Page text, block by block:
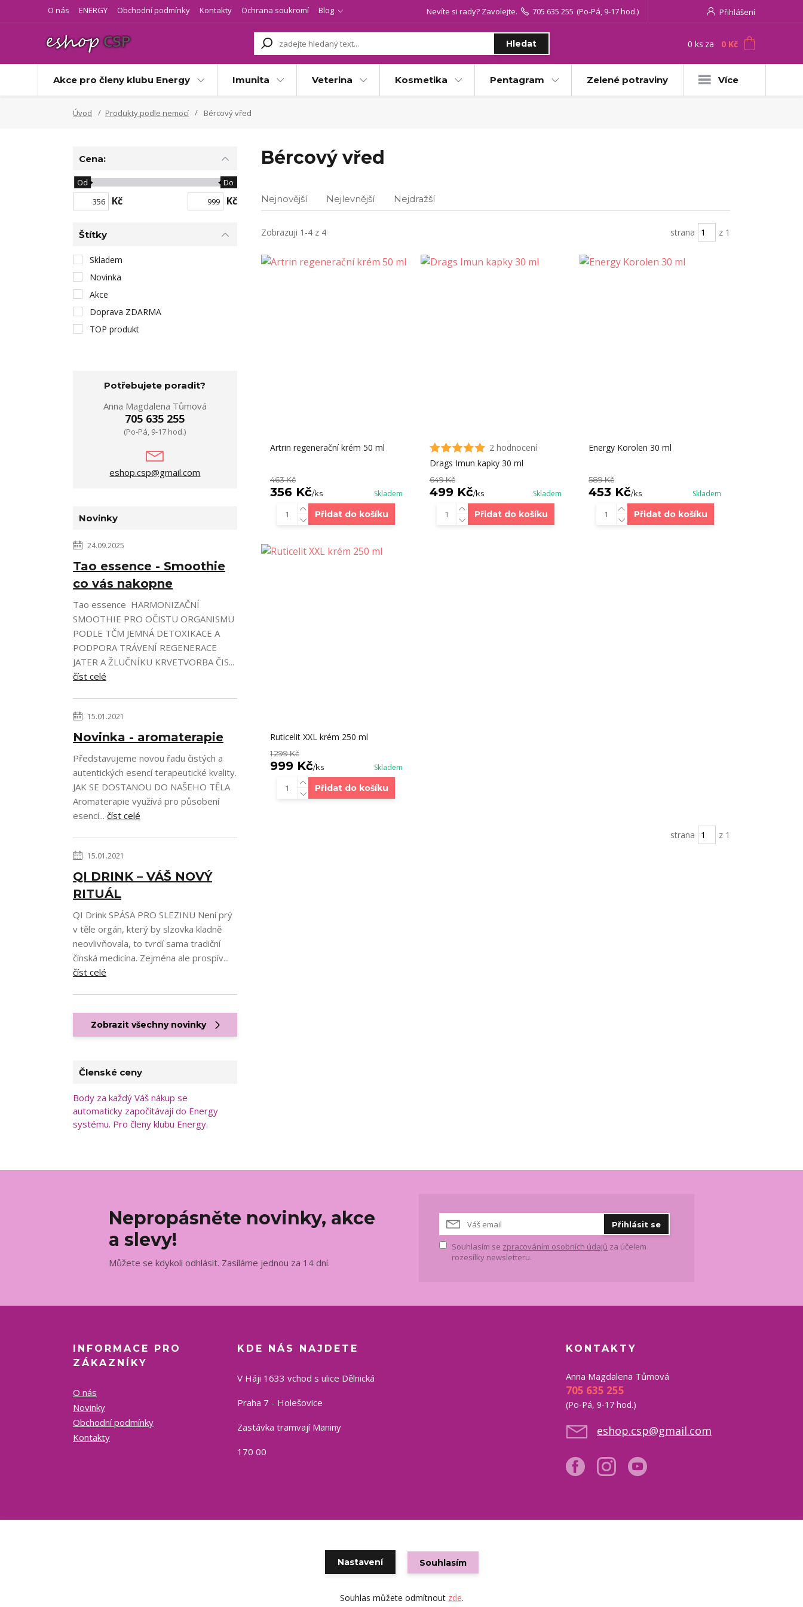
O nás ENERGY Obchodní podmínky Kontakty Ochrana soukromí Blog Přihlášení
Hledat
Nevíte si rady? Zavolejte. 705 635 255 (Po-Pá, 9-17 hod.)
0 ks za 0 Kč
Akce pro členy klubu Energy Imunita Veterina Kosmetika Pentagram Zelené potraviny Více
Úvod Produkty podle nemocí Bércový vřed
Bércový vřed
Nejnovější Nejlevnější Nejdražší
Zobrazuji 1-4 z 4 strana z 1
Artrin regenerační krém 50 ml
463 Kč
356 Kč/ks Skladem
Přidat do košíku
2 hodnocení
Drags Imun kapky 30 ml
649 Kč
499 Kč/ks Skladem
Přidat do košíku
Energy Korolen 30 ml
589 Kč
453 Kč/ks Skladem
Přidat do košíku
Ruticelit XXL krém 250 ml
1 299 Kč
999 Kč/ks Skladem
Přidat do košíku
strana z 1
Cena:
Kč
Od Do
Kč
Štítky
Skladem
Novinka
Akce
Doprava ZDARMA
TOP produkt
Potřebujete poradit?
Anna Magdalena Tůmová
705 635 255
(Po-Pá, 9-17 hod.)
eshop.csp@gmail.com
Novinky
24.09.2025
Tao essence - Smoothie
co vás nakopne
Tao essence HARMONIZAČNÍ
SMOOTHIE PRO OČISTU ORGANISMU
PODLE TČM JEMNÁ DETOXIKACE A
PODPORA TRÁVENÍ REGENERACE
JATER A ŽLUČNÍKU KRVETVORBA ČIS...
číst celé
15.01.2021
Novinka - aromaterapie
Představujeme novou řadu čistých a
autentických esencí terapeutické kvality.
JAK SE DOSTANOU DO NAŠEHO TĚLA
Aromaterapie využívá pro působení
esencí... číst celé
15.01.2021
QI DRINK – VÁŠ NOVÝ
RITUÁL
QI Drink SPÁSA PRO SLEZINU Není prý
v těle orgán, který by slzovka kladně
neovlivňovala, to tvrdí sama tradiční
čínská medicína. Zejména ale prospív...
číst celé
Zobrazit všechny novinky
Členské ceny
Body za každý Váš nákup se
automaticky započítávají do Energy
systému. Pro členy klubu Energy.
Nepropásněte novinky, akce
a slevy!
Můžete se kdykoli odhlásit. Zasíláme jednou za 14 dní.
Přihlásit se
Souhlasím se zpracováním osobních údajů za účelem
rozesílky newsletteru.
INFORMACE PRO
ZÁKAZNÍKY
O nás
Novinky
Obchodní podmínky
Kontakty
KDE NÁS NAJDETE
V Háji 1633 vchod s ulice Dělnická
Praha 7 - Holešovice
Zastávka tramvají Maniny
170 00
KONTAKTY
Anna Magdalena Tůmová
705 635 255
(Po-Pá, 9-17 hod.)
eshop.csp@gmail.com
Copyright © 2021 eshop CSP
Vytvořeno na
Nastavení Souhlasím
Souhlas můžete odmítnout zde.